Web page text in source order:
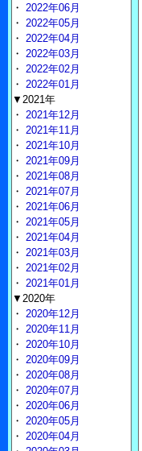
・ 2022年06月
・ 2022年05月
・ 2022年04月
・ 2022年03月
・ 2022年02月
・ 2022年01月
▼2021年
・ 2021年12月
・ 2021年11月
・ 2021年10月
・ 2021年09月
・ 2021年08月
・ 2021年07月
・ 2021年06月
・ 2021年05月
・ 2021年04月
・ 2021年03月
・ 2021年02月
・ 2021年01月
▼2020年
・ 2020年12月
・ 2020年11月
・ 2020年10月
・ 2020年09月
・ 2020年08月
・ 2020年07月
・ 2020年06月
・ 2020年05月
・ 2020年04月